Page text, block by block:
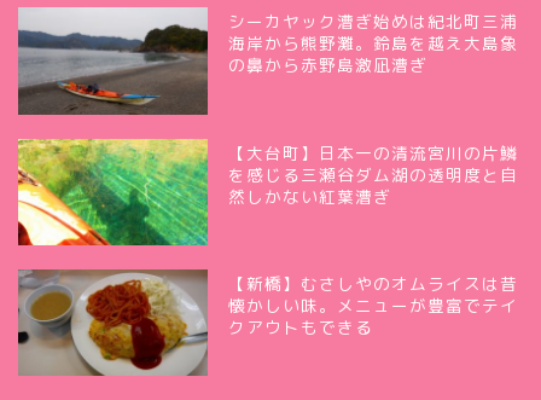
シーカヤック漕ぎ始めは紀北町三浦
海岸から熊野灘。鈴島を越え大島象
の鼻から赤野島激凪漕ぎ
【大台町】日本一の清流宮川の片鱗
を感じる三瀬谷ダム湖の透明度と自
然しかない紅葉漕ぎ
【新橋】むさしやのオムライスは昔
懐かしい味。メニューが豊富でテイ
クアウトもできる